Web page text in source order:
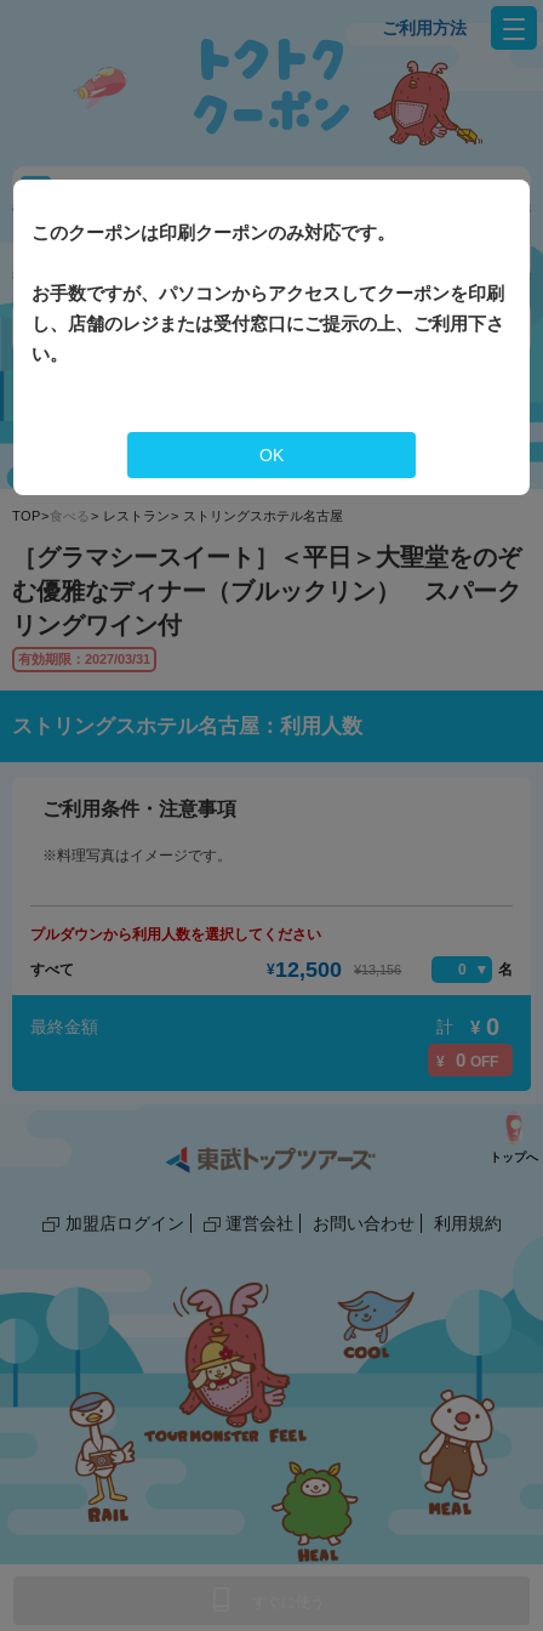
このクーポンは印刷クーポンのみ対応です。
お手数ですが、パソコンからアクセスしてクーポンを印刷
し、店舗のレジまたは受付窓口にご提示の上、ご利用下さ
い。
OK
ご利用方法
あそぶ
TOP 食べる レストラン ストリングスホテル名古屋
［グラマシースイート］＜平日＞大聖堂をのぞ
む優雅なディナー（ブルックリン） スパーク
リングワイン付
有効期限：2027/03/31
ストリングスホテル名古屋：利用人数
ご利用条件・注意事項
※料理写真はイメージです。
プルダウンから利用人数を選択してください
すべて ¥12,500 ¥13,156 0 名
最終金額
¥ 0 OFF
計 ¥ 0
加盟店ログイン 運営会社 お問い合わせ 利用規約
トップへ